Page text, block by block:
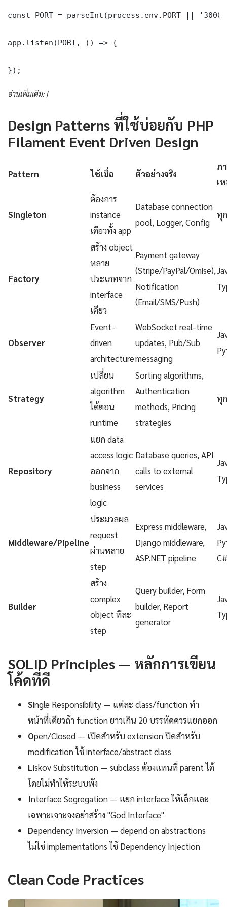
const PORT = parseInt(process.env.PORT ||
app.listen(PORT, () => {
});
อ่านเพิ่มเติม: |
Design Patterns ที่ใช้บ่อยกับ PHP
Filament Event Driven Design
Pattern ใช้เมื่อ ตัวอย่างจริง
ภ
เ
Singleton
ต้องการ
instance
เดียวทั้ง app
Database connection
pool, Logger, Config
ทุ
Factory
สร้าง object
หลาย
ประเภทจาก
interface
เดียว
Payment gateway
(Stripe/PayPal/Omise),
Notification
(Email/SMS/Push)
Observer
Event-
driven
architecture
WebSocket real-time
updates, Pub/Sub
messaging
Strategy
เปลี่ยน
algorithm
ได้ตอน
runtime
Sorting algorithms,
Authentication
methods, Pricing
strategies
ทุ
Repository
แยก data
access logic
ออกจาก
business
logic
Database queries, API
calls to external
services
Middleware/Pipeline
ประมวลผล
request
ผ่านหลาย
step
Express middleware,
Django middleware,
ASP.NET pipeline
Builder
สร้าง
complex
object ทีละ
step
Query builder, Form
builder, Report
generator
SOLID Principles — หลักการเขียน
โค้ดที่ดี
Single Responsibility — แต่ละ class/function ทำ
หน้าที่เดียวถ้า function ยาวเกิน 20 บรรทัดควรแยกออก
Open/Closed — เปิดสำหรับ extension ปิดสำหรับ
modification ใช้ interface/abstract class
Liskov Substitution — subclass ต้องแทนที่ parent ได้
โดยไม่ทำให้ระบบพัง
Interface Segregation — แยก interface ให้เล็กและ
เฉพาะเจาะจงอย่าสร้าง "God Interface"
Dependency Inversion — depend on abstractions
ไม่ใช่ implementations ใช้ Dependency Injection
Clean Code Practices